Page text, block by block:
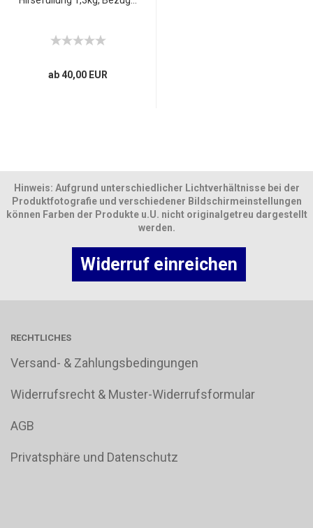
ab 40,00 EUR
Hinweis: Aufgrund unterschiedlicher Lichtverhältnisse bei der
Produktfotografie und verschiedener Bildschirmeinstellungen
können Farben der Produkte u.U. nicht originalgetreu dargestellt
werden.
Widerruf einreichen
RECHTLICHES
Versand- & Zahlungsbedingungen
Widerrufsrecht & Muster-Widerrufsformular
AGB
Privatsphäre und Datenschutz